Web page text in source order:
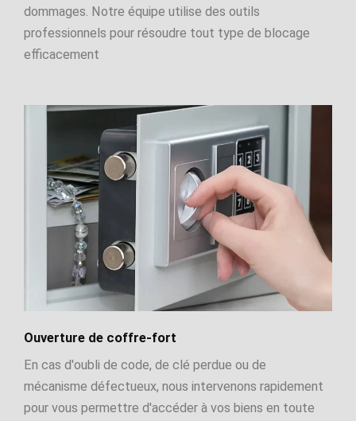
dommages. Notre équipe utilise des outils
professionnels pour résoudre tout type de blocage
efficacement
Ouverture de coffre-fort
En cas d'oubli de code, de clé perdue ou de
mécanisme défectueux, nous intervenons rapidement
pour vous permettre d'accéder à vos biens en toute